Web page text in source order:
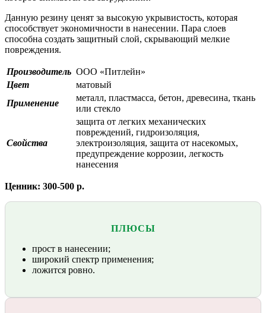
Данную резину ценят за высокую укрывистость, которая
способствует экономичности в нанесении. Пара слоев
способна создать защитный слой, скрывающий мелкие
повреждения.
Производитель ООО «Питлейн»
Цвет
матовый
Применение
металл, пластмасса, бетон, древесина, ткань
или стекло
Свойства
защита от легких механических
повреждений, гидроизоляция,
электроизоляция, защита от насекомых,
предупреждение коррозии, легкость
нанесения
Ценник: 300-500 р.
ПЛЮСЫ
прост в нанесении;
широкий спектр применения;
ложится ровно.